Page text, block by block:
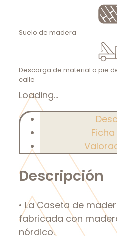
Suelo de madera
Descarga de material a pie
calle
Loading...
Descripción
• La Caseta de
fabricada con
nórdico.